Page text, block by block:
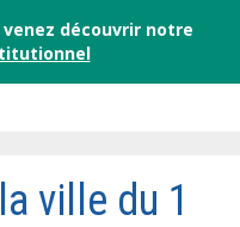
découvrir notre
ville du 1